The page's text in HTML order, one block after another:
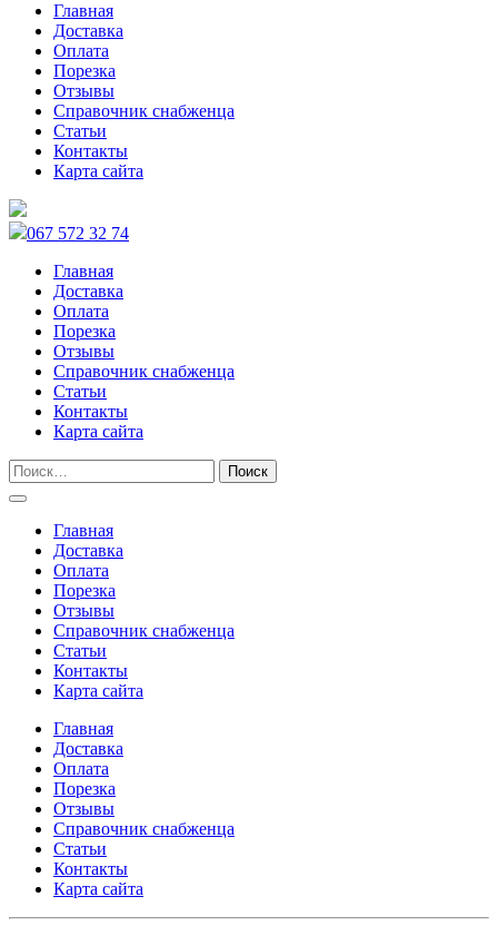
Главная
Доставка
Оплата
Порезка
Отзывы
Справочник снабженца
Статьи
Контакты
Карта сайта
067 572 32 74
Главная
Доставка
Оплата
Порезка
Отзывы
Справочник снабженца
Статьи
Контакты
Карта сайта
Главная
Доставка
Оплата
Порезка
Отзывы
Справочник снабженца
Статьи
Контакты
Карта сайта
Главная
Доставка
Оплата
Порезка
Отзывы
Справочник снабженца
Статьи
Контакты
Карта сайта